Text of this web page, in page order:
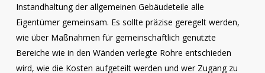
Instandhaltung der allgemeinen Gebäudeteile alle
Eigentümer gemeinsam. Es sollte präzise geregelt werden,
wie über Maßnahmen für gemeinschaftlich genutzte
Bereiche wie in den Wänden verlegte Rohre entschieden
wird, wie die Kosten aufgeteilt werden und wer Zugang zu